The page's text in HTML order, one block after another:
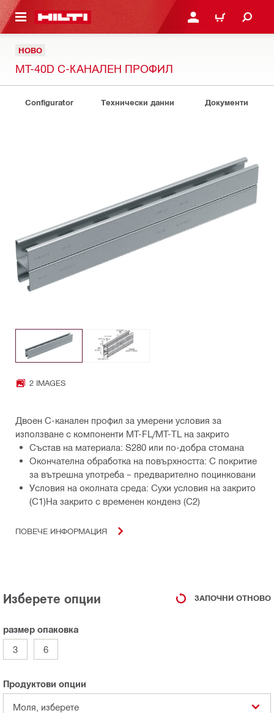
СЪДЪРЖАНИЕ ВЛЕЗ ИЛИ СЕ
КОЛИЧКА
НОВО
MT-40D C-КАНАЛЕН ПРОФИЛ
Configurator Технически данни Документи
2 IMAGES
Двоен C-канален профил за умерени условия за
използване с компоненти MT-FL/MT-TL на закрито
Състав на материала: S280 или по-добра стомана
Окончателна обработка на повърхността: С покритие
за вътрешна употреба – предварително поцинковани
Условия на околната среда: Сухи условия на закрито
(С1)На закрито с временен конденз (С2)
ПОВЕЧЕ ИНФОРМАЦИЯ
Изберете опции ЗАПОЧНИ ОТНОВО
размер опаковка
3
6
Продуктови опции
Моля, изберете